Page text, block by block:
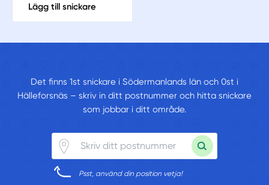
Lägg till snickare
Det finns 1st snickare i Södermanlands län och 0st i
Hälleforsnäs – skriv in ditt postnummer och hitta snickare
som jobbar i ditt område.
Psst, använd din position vetja!